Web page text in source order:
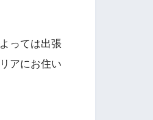
っては出張
アにお住い